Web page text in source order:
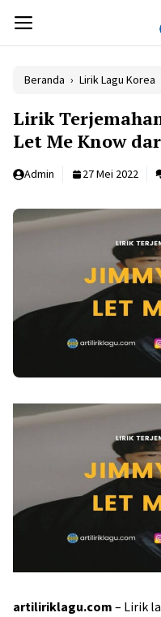
isi
MENU
Beranda › Lirik Lagu Korea
Lirik
Let Me Know
Admin 27 Mei 2022
artiliriklagu.com – Lirik